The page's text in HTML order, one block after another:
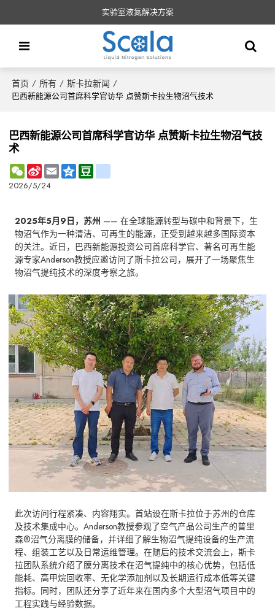
实验室液氮解决方案
首页 / 所有 / 斯卡拉新闻 /
巴西新能源公司首席科学官访华 点赞斯卡拉生物沼气技术
巴西新能源公司首席科学官访华 点赞斯卡拉生物沼气技
术
WeChat
Sina
Weibo
Email Qzone
2026/5/24
2025年5月9日，苏州 —— 在全球能源转型与碳中和背景下，生
物沼气作为一种清洁、可再生的能源，正受到越来越多国际资本
的关注。近日，巴西新能源投资公司首席科学官、著名可再生能
源专家Anderson教授应邀访问了斯卡拉公司，展开了一场聚焦生
物沼气提纯技术的深度考察之旅。
此次访问行程紧凑、内容翔实。首站设在斯卡拉位于苏州的仓库
及技术集成中心。Anderson教授参观了空气产品公司生产的普里
森®沼气分离膜的储备，并详细了解生物沼气提纯设备的生产流
程、组装工艺以及日常运维管理。在随后的技术交流会上，斯卡
拉团队系统介绍了膜分离技术在沼气提纯中的核心优势，包括低
能耗、高甲烷回收率、无化学添加剂以及长期运行成本低等关键
指标。同时，团队还分享了近年来在国内多个大型沼气项目中的
工程实践与经验数据。